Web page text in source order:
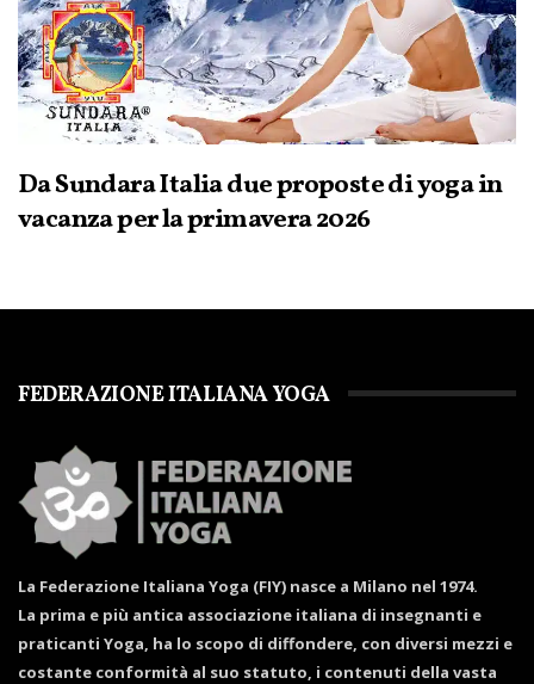
Da Sundara Italia due proposte di yoga in
vacanza per la primavera 2026
FEDERAZIONE ITALIANA YOGA
La Federazione Italiana Yoga (FIY) nasce a Milano nel 1974.
La prima e più antica associazione italiana di insegnanti e
praticanti Yoga, ha lo scopo di diffondere, con diversi mezzi e
costante conformità al suo statuto, i contenuti della vasta